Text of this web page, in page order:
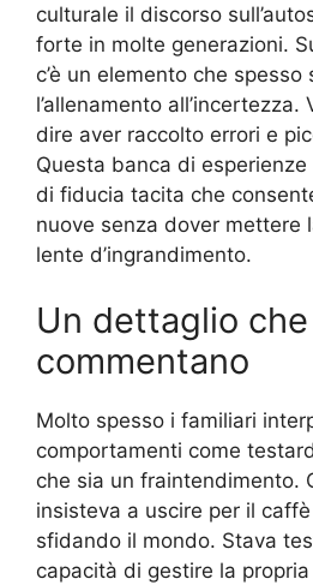
culturale il discorso
forte in molte generazioni.
c’è un elemento che
l’allenamento
dire aver raccolto errori e
Questa banca di
di fiducia tacita che
nuove senza dover mettere
lente d’ingrandimento.
Un dettaglio
commentano
Molto spesso i familiari
comportamenti come
che sia un fraintendimento.
insisteva a uscire per il
sfidando il mondo. Stava
capacità di gestire la